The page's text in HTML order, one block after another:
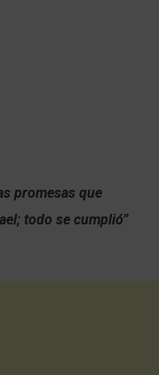
promesas que
todo se cumplió”